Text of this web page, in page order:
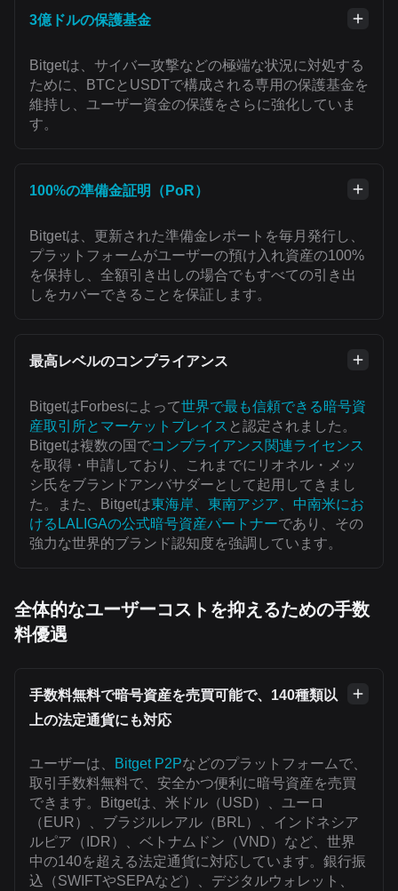
3億ドルの保護基金
Bitgetは、サイバー攻撃などの極端な状況に対処する
ために、BTCとUSDTで構成される専用の保護基金を
維持し、ユーザー資金の保護をさらに強化していま
す。
100%の準備金証明（PoR）
Bitgetは、更新された準備金レポートを毎月発行し、
プラットフォームがユーザーの預け入れ資産の100%
を保持し、全額引き出しの場合でもすべての引き出
しをカバーできることを保証します。
最高レベルのコンプライアンス
BitgetはForbesによって世界で最も信頼できる暗号資
産取引所とマーケットプレイス と認定されました。
Bitgetは複数の国でコンプライアンス関連ライセンス
を取得・申請しており、これまでにリオネル・メッ
シ氏をブランドアンバサダーとして起用してきまし
た。また、Bitgetは東海岸、東南アジア、中南米にお
けるLALIGAの公式暗号資産パートナーであり、その
強力な世界的ブランド認知度を強調しています。
全体的なユーザーコストを抑えるための手数
料優遇
手数料無料で暗号資産を売買可能で、140種類以
上の法定通貨にも対応
ユーザーは、 Bitget P2Pなどのプラットフォームで、
取引手数料無料で、安全かつ便利に暗号資産を売買
できます。Bitgetは、米ドル（USD）、ユーロ
（EUR）、ブラジルレアル（BRL）、インドネシア
ルピア（IDR）、ベトナムドン（VND）など、世界
中の140を超える法定通貨に対応しています。銀行振
込（SWIFTやSEPAなど）、デジタルウォレット、